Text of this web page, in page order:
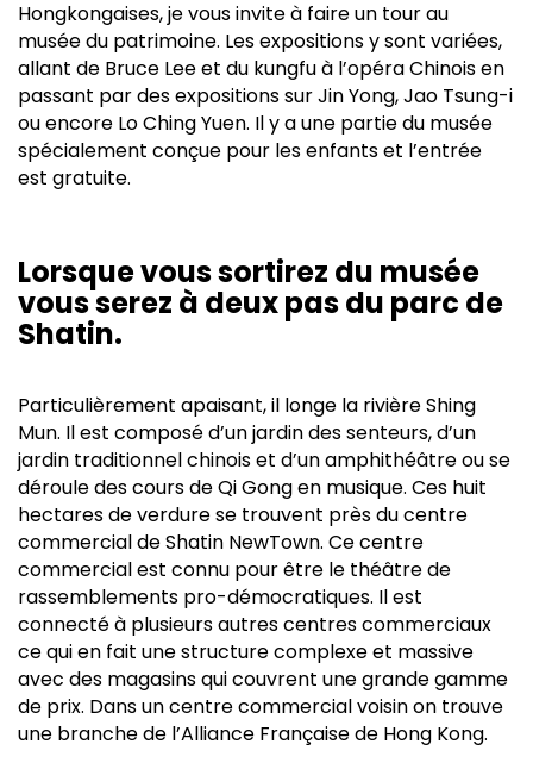
Hongkongaises, je vous invite à faire un tour au
musée du patrimoine. Les expositions y sont variées,
allant de Bruce Lee et du kungfu à l’opéra Chinois en
passant par des expositions sur Jin Yong, Jao Tsung-i
ou encore Lo Ching Yuen. Il y a une partie du musée
spécialement conçue pour les enfants et l’entrée
est gratuite.
Lorsque vous sortirez du musée
vous serez à deux pas du parc de
Shatin.
Particulièrement apaisant, il longe la rivière Shing
Mun. Il est composé d’un jardin des senteurs, d’un
jardin traditionnel chinois et d’un amphithéâtre ou se
déroule des cours de Qi Gong en musique. Ces huit
hectares de verdure se trouvent près du centre
commercial de Shatin NewTown. Ce centre
commercial est connu pour être le théâtre de
rassemblements pro-démocratiques. Il est
connecté à plusieurs autres centres commerciaux
ce qui en fait une structure complexe et massive
avec des magasins qui couvrent une grande gamme
de prix. Dans un centre commercial voisin on trouve
une branche de l’Alliance Française de Hong Kong.